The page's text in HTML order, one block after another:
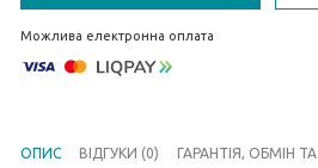
Можлива електронна оплата
ОПИС ВІДГУКИ (0) ГАРАНТІЯ, ОБМІН